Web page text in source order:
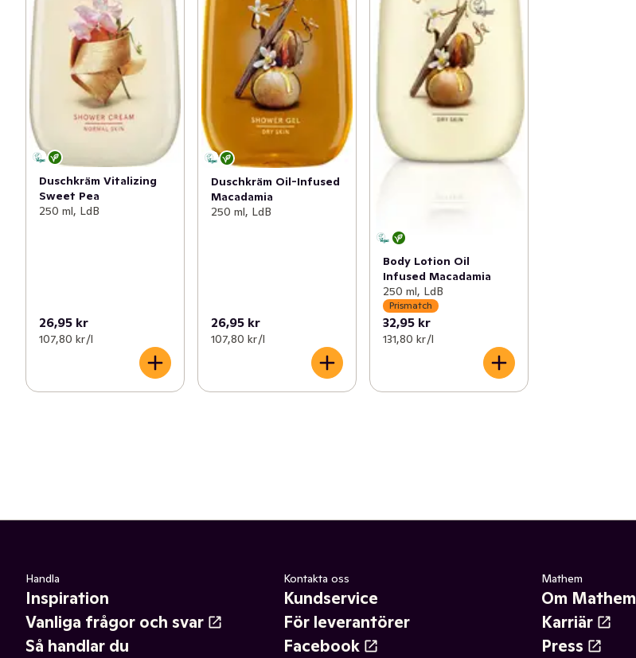
Duschkräm Vitalizing
Sweet Pea
250 ml, LdB
26,95 kr
107,80 kr /l
Duschkräm Oil-Infused
Macadamia
250 ml, LdB
26,95 kr
107,80 kr /l
Body Lotion Oil
Infused Macadamia
250 ml, LdB
Prismatch
32,95 kr
131,80 kr /l
Handla
Inspiration
Vanliga frågor och svar
Så handlar du
Kontakta oss
Kundservice
För leverantörer
Facebook
Mathem
Om Mathem
Karriär
Press